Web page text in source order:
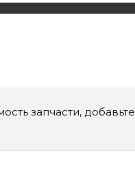
запчасти, добавьте